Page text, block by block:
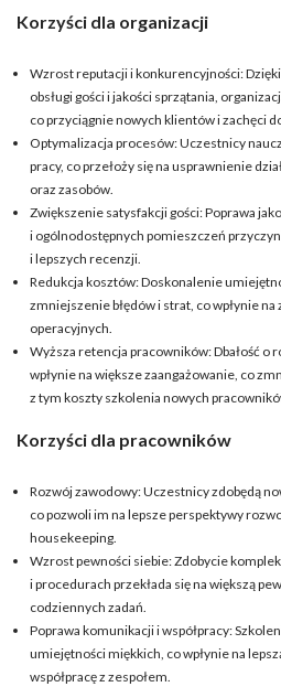
Korzyści dla organizacji
Wzrost reputacji i konkurencyjności:
obsługi gości i jakości sprzątania,
co przyciągnie nowych klientów i zachęci
Optymalizacja procesów: Uczestnicy
pracy, co przełoży się na usprawnienie
oraz zasobów.
Zwiększenie satysfakcji gości: Poprawa
i ogólnodostępnych pomieszczeń
i lepszych recenzji.
Redukcja kosztów: Doskonalenie
zmniejszenie błędów i strat, co wpłynie
operacyjnych.
Wyższa retencja pracowników: Dbałość o
wpłynie na większe zaangażowanie, co
z tym koszty szkolenia nowych
Korzyści dla pracowników
Rozwój zawodowy: Uczestnicy zdobędą
co pozwoli im na lepsze perspektywy
housekeeping.
Wzrost pewności siebie: Zdobycie
i procedurach przekłada się na większą
codziennych zadań.
Poprawa komunikacji i współpracy:
umiejętności miękkich, co wpłynie na
współpracę z zespołem.